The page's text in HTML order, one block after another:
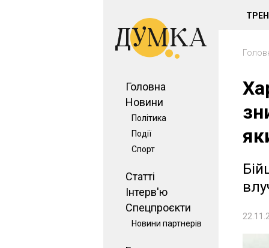
Головна
Новини
Політика
Події
Спорт
Статті
Інтерв'ю
Спецпроєкти
Новини партнерів